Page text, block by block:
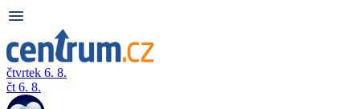
čtvrtek 6. 8.
čt 6. 8.